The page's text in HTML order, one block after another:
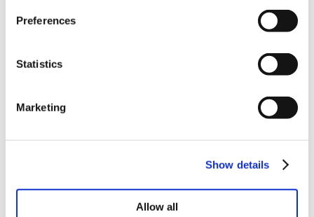
Preferences
Statistics
Marketing
Show details
Allow all
Christian Mosekjær Lund